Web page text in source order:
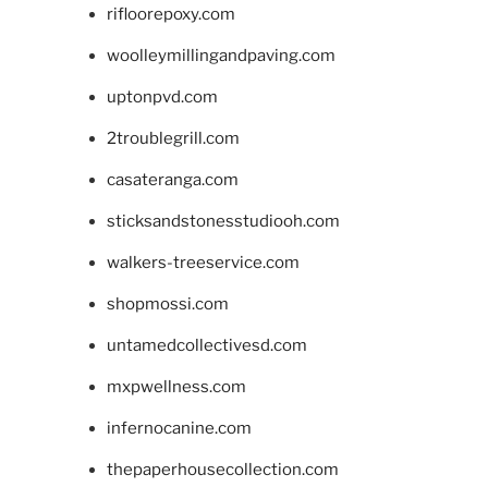
rifloorepoxy.com
woolleymillingandpaving.com
uptonpvd.com
2troublegrill.com
casateranga.com
sticksandstonesstudiooh.com
walkers-treeservice.com
shopmossi.com
untamedcollectivesd.com
mxpwellness.com
infernocanine.com
thepaperhousecollection.com